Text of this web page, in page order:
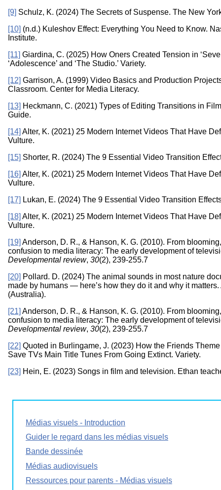
[9] Schulz, K. (2024) The Secrets of Suspense. The New
[10] (n.d.) Kuleshov Effect: Everything You Need to Know.
Institute.
[11] Giardina, C. (2025) How Oners Created Tension in
‘Adolescence’ and ‘The Studio.’ Variety.
[12] Garrison, A. (1999) Video Basics and Production
Classroom. Center for Media Literacy.
[13] Heckmann, C. (2021) Types of Editing Transitions in
Guide.
[14] Alter, K. (2021) 25 Modern Internet Videos That Have
Vulture.
[15] Shorter, R. (2024) The 9 Essential Video Transition
[16] Alter, K. (2021) 25 Modern Internet Videos That Have
Vulture.
[17] Lukan, E. (2024) The 9 Essential Video Transition
[18] Alter, K. (2021) 25 Modern Internet Videos That Have
Vulture.
[19] Anderson, D. R., & Hanson, K. G. (2010). From
confusion to media literacy: The early development of
Developmental review, 30(2), 239-255.7
[20] Pollard. D. (2024) The animal sounds in most nature
made by humans — here’s how they do it and why it
(Australia).
[21] Anderson, D. R., & Hanson, K. G. (2010). From
confusion to media literacy: The early development of
Developmental review, 30(2), 239-255.7
[22] Quoted in Burlingame, J. (2023) How the Friends
Save TVs Main Title Tunes From Going Extinct. Variety.
[23] Hein, E. (2023) Songs in film and television. Ethan
Médias visuels - Introduction
Guider le regard dans les médias visuels
Bande dessinée
Médias audiovisuels
Ressources pour parents - Médias visuels